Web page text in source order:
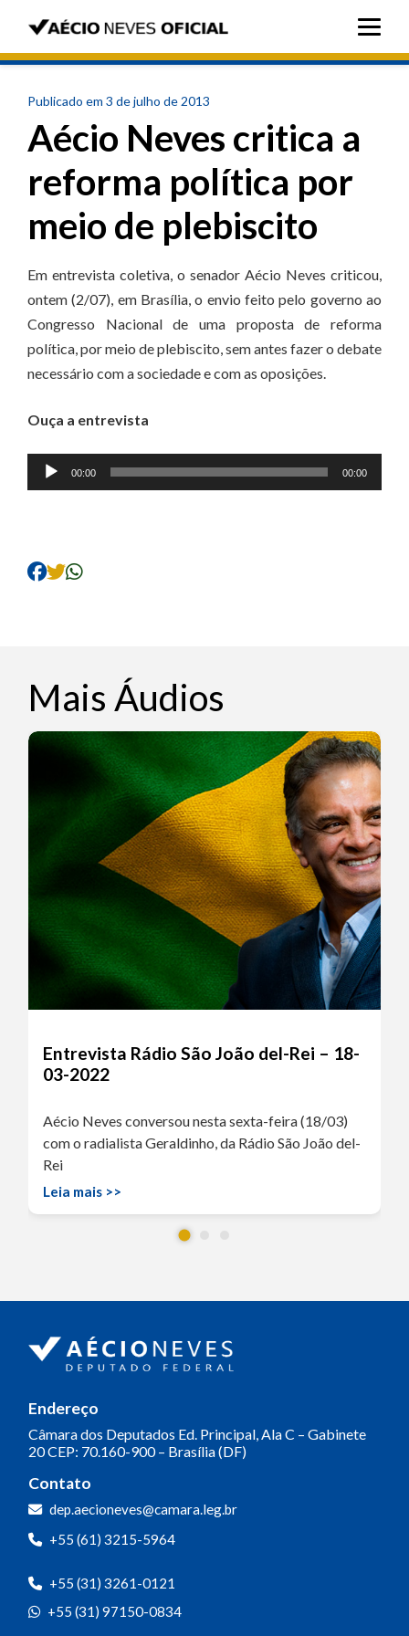
Publicado em 3 de julho de 2013
Aécio Neves critica a
reforma política por
meio de plebiscito
Em entrevista coletiva, o senador Aécio Neves criticou,
ontem (2/07), em Brasília, o envio feito pelo governo ao
Congresso Nacional de uma proposta de reforma
política, por meio de plebiscito, sem antes fazer o debate
necessário com a sociedade e com as oposições.
Ouça a entrevista
Tocador
de
00:00 00:00
Mais Áudios
Entrevista Rádio São João del-Rei – 18-
03-2022
Aécio Neves conversou nesta sexta-feira (18/03)
com o radialista Geraldinho, da Rádio São João del-
Rei
Leia mais >>
Endereço
Câmara dos Deputados Ed. Principal, Ala C – Gabinete
20CEP: 70.160-900 – Brasília (DF)
Contato
dep.aecioneves@camara.leg.br
+55 (61) 3215-5964
+55 (31) 3261-0121
+55 (31) 97150-0834